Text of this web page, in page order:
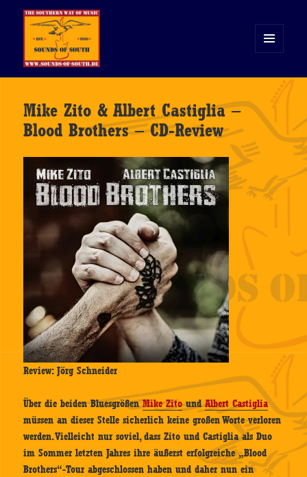
WIDGETS
Mike Zito & Albert Castiglia –
Blood Brothers – CD-Review
Review: Jörg Schneider
Über die beiden BluesgrößenMike ZitoundAlbert Castiglia
müssen an dieser Stelle sicherlich keine großen Worte verloren
werden. Vielleicht nur soviel, dass Zito und Castiglia als Duo
im Sommer letzten Jahres ihre äußerst erfolgreiche „Blood
Brothers“-Tour abgeschlossen haben und daher nun ein